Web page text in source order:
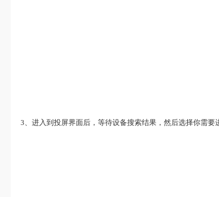
3、进入到投屏界面后，等待设备搜索结果，然后选择你需要